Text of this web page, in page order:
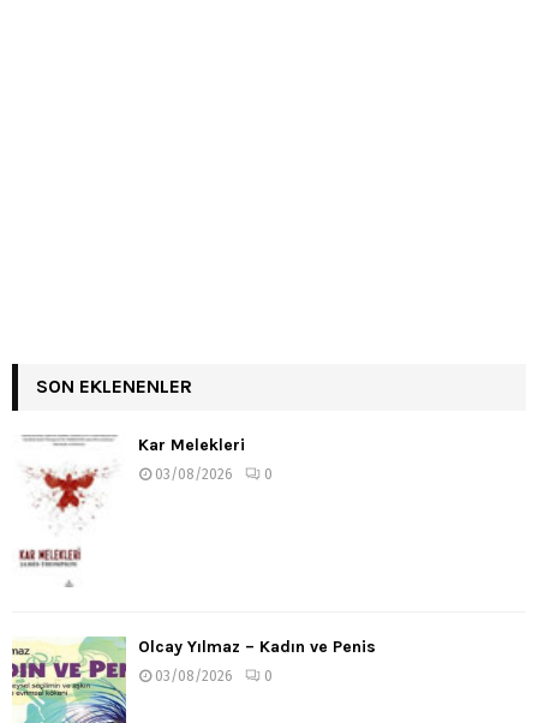
SON EKLENENLER
Kar Melekleri
03/08/2026 0
Olcay Yılmaz – Kadın ve Penis
03/08/2026 0